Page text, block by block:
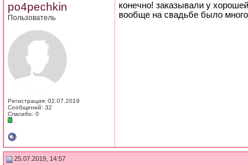
po4pechkin
Пользователь
Регистрация: 02.07.2019
Сообщений: 32
Спасибо: 0
конечно! заказывали у
вообще на свадьбе было
25.07.2019, 14:57